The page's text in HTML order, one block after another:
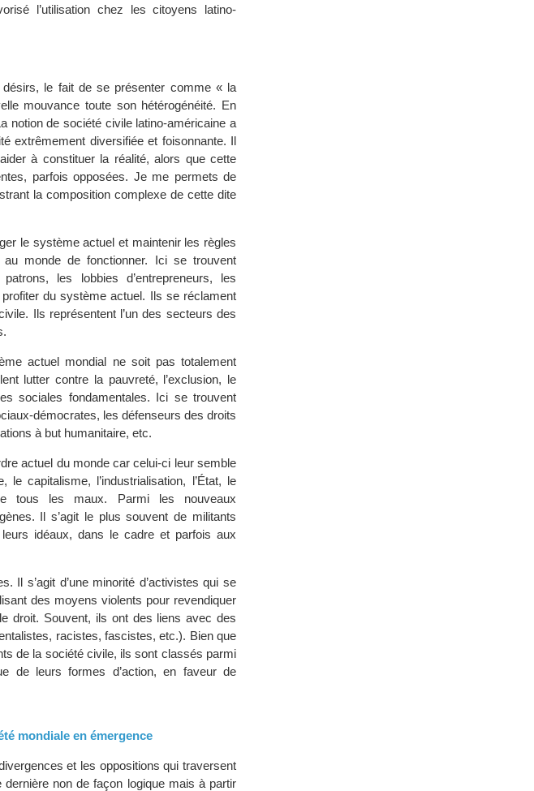
l’utilisation chez les citoyens latino-
désirs, le fait de se présenter comme « la
mouvance toute son hétérogénéité. En
notion de société civile latino-américaine a
extrêmement diversifiée et foisonnante. Il
à constituer la réalité, alors que cette
parfois opposées. Je me permets de
la composition complexe de cette dite
le système actuel et maintenir les règles
au monde de fonctionner. Ici se trouvent
les lobbies d’entrepreneurs, les
du système actuel. Ils se réclament
Ils représentent l’un des secteurs des
actuel mondial ne soit pas totalement
lutter contre la pauvreté, l’exclusion, le
sociales fondamentales. Ici se trouvent
démocrates, les défenseurs des droits
à but humanitaire, etc.
actuel du monde car celui-ci leur semble
capitalisme, l’industrialisation, l’État, le
tous les maux. Parmi les nouveaux
Il s’agit le plus souvent de militants
idéaux, dans le cadre et parfois aux
Il s’agit d’une minorité d’activistes qui se
des moyens violents pour revendiquer
droit. Souvent, ils ont des liens avec des
racistes, fascistes, etc.). Bien que
de la société civile, ils sont classés parmi
de leurs formes d’action, en faveur de
mondiale en émergence
et les oppositions qui traversent
non de façon logique mais à partir